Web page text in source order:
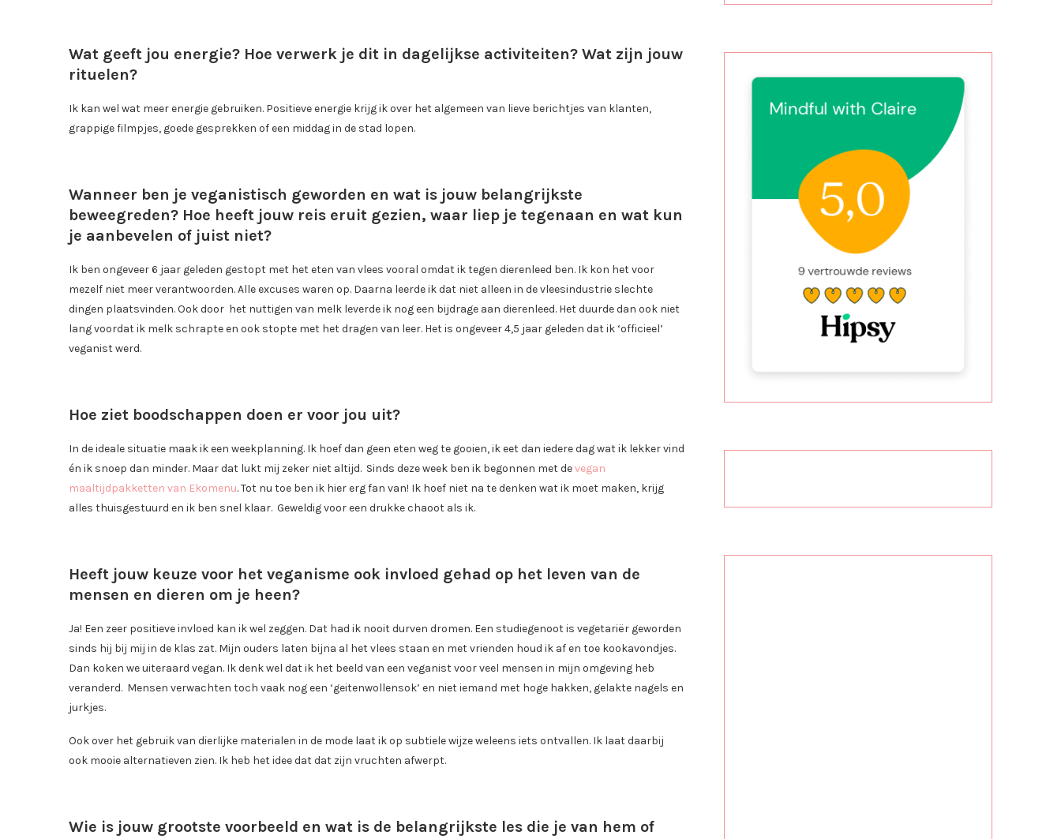
Wat geeft jou energie? Hoe verwerk je dit in dagelijkse activiteiten? Wat zijn jouw
rituelen?
Ik kan wel wat meer energie gebruiken. Positieve energie krijg ik over het algemeen van lieve berichtjes van klanten,
grappige filmpjes, goede gesprekken of een middag in de stad lopen.
Wanneer ben je veganistisch geworden en wat is jouw belangrijkste
beweegreden? Hoe heeft jouw reis eruit gezien, waar liep je tegenaan en wat kun
je aanbevelen of juist niet?
Ik ben ongeveer 6 jaar geleden gestopt met het eten van vlees vooral omdat ik tegen dierenleed ben. Ik kon het voor
mezelf niet meer verantwoorden. Alle excuses waren op. Daarna leerde ik dat niet alleen in de vleesindustrie slechte
dingen plaatsvinden. Ook door het nuttigen van melk leverde ik nog een bijdrage aan dierenleed. Het duurde dan ook niet
lang voordat ik melk schrapte en ook stopte met het dragen van leer. Het is ongeveer 4,5 jaar geleden dat ik ‘officieel’
veganist werd.
Hoe ziet boodschappen doen er voor jou uit?
In de ideale situatie maak ik een weekplanning. Ik hoef dan geen eten weg te gooien, ik eet dan iedere dag wat ik lekker vind
én ik snoep dan minder. Maar dat lukt mij zeker niet altijd. Sinds deze week ben ik begonnen met devegan
maaltijdpakketten van Ekomenu. Tot nu toe ben ik hier erg fan van! Ik hoef niet na te denken wat ik moet maken, krijg
alles thuisgestuurd en ik ben snel klaar. Geweldig voor een drukke chaoot als ik.
Heeft jouw keuze voor het veganisme ook invloed gehad op het leven van de
mensen en dieren om je heen?
Ja! Een zeer positieve invloed kan ik wel zeggen. Dat had ik nooit durven dromen. Een studiegenoot is vegetariër geworden
sinds hij bij mij in de klas zat. Mijn ouders laten bijna al het vlees staan en met vrienden houd ik af en toe kookavondjes.
Dan koken we uiteraard vegan. Ik denk wel dat ik het beeld van een veganist voor veel mensen in mijn omgeving heb
veranderd. Mensen verwachten toch vaak nog een ‘geitenwollensok’ en niet iemand met hoge hakken, gelakte nagels en
jurkjes.
Ook over het gebruik van dierlijke materialen in de mode laat ik op subtiele wijze weleens iets ontvallen. Ik laat daarbij
ook mooie alternatieven zien. Ik heb het idee dat dat zijn vruchten afwerpt.
Wie is jouw grootste voorbeeld en wat is de belangrijkste les die je van hem of